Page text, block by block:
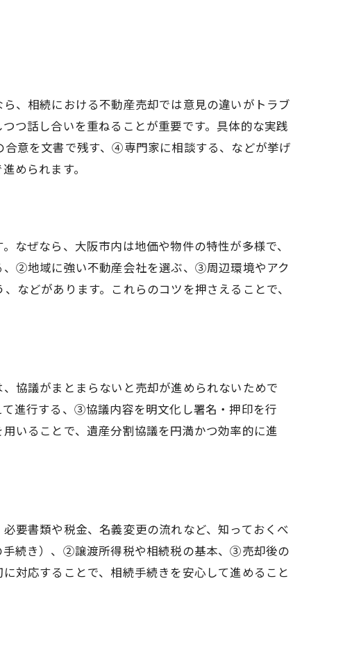
、相続における不動産売却では意見の違いがトラブ
つ話し合いを重ねることが重要です。具体的な実践
意を文書で残す、④専門家に相談する、などが挙げ
められます。
なぜなら、大阪市内は地価や物件の特性が多様で、
②地域に強い不動産会社を選ぶ、③周辺環境やアク
どがあります。これらのコツを押さえることで、
協議がまとまらないと売却が進められないためで
進行する、③協議内容を明文化し署名・押印を行
いることで、遺産分割協議を円満かつ効率的に進
要書類や税金、名義変更の流れなど、知っておくべ
続き）、②譲渡所得税や相続税の基本、③売却後の
対応することで、相続手続きを安心して進めること